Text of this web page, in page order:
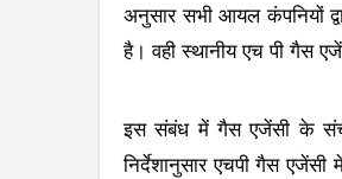
अनुसार सभी आयल कंपनियों
है। वही स्थानीय एच पी गैस
इस संबंध में गैस एजेंसी के
निर्देशानुसार एचपी गैस